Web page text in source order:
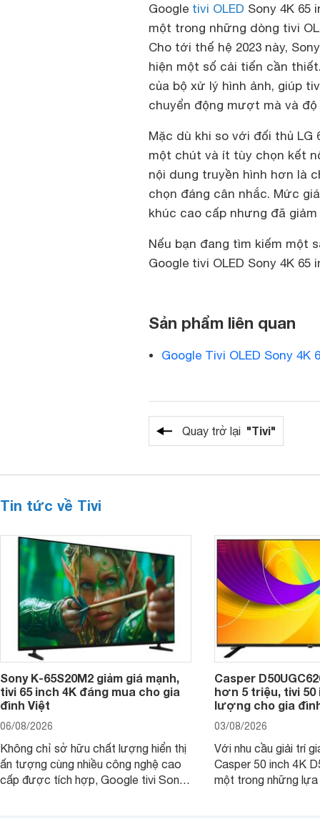
Google tivi OLED Sony 4K 65
một trong những dòng tivi
Cho tới thế hệ 2023 này,
hiện một số cải tiến cần
của bộ xử lý hình ảnh, giúp
chuyển động mượt mà và
Mặc dù khi so với đối thủ LG
một chút và ít tùy chọn kết
nội dung truyền hình hơn là
chọn đáng cân nhắc. Mức
khúc cao cấp nhưng đã
Nếu bạn đang tìm kiếm một
Google tivi OLED Sony 4K
Sản phẩm liên quan
Google Tivi OLED Sony 4K
Quay trở lại "Tivi"
Tin tức về Tivi
Sony K-65S20M2 giảm giá mạnh,
tivi 65 inch 4K đáng mua cho gia
đình Việt
06/08/2026
Không chỉ sở hữu chất lượng hiển thị
ấn tượng cùng nhiều công nghệ cao
cấp được tích hợp, Google tivi Sony
Casper
hơn 5 triệu, tivi 50
lượng cho gia
03/08/2026
Với nhu cầu giải trí
Casper 50 inch 4K
một trong những lựa